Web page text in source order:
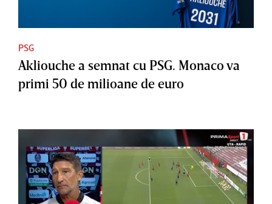
PSG
Akliouche a semnat cu PSG. Monaco va
primi 50 de milioane de euro